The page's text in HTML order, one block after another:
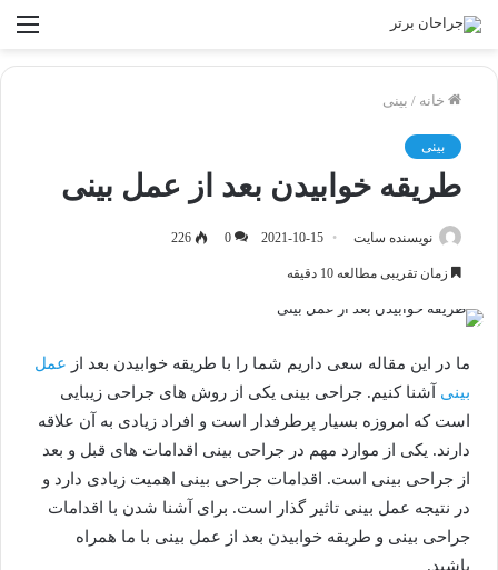
خانه / بینی
بینی
طریقه خوابیدن بعد از عمل بینی
نویسنده سایت 2021-10-15
0
226
زمان تقریبی مطالعه 10 دقیقه
ما در این مقاله سعی داریم شما را با طریقه خوابیدن بعد از عمل
بینی آشنا کنیم. جراحی بینی یکی از روش های جراحی زیبایی
است که امروزه بسیار پرطرفدار است و افراد زیادی به آن علاقه
دارند. یکی از موارد مهم در جراحی بینی اقدامات های قبل و بعد
از جراحی بینی است. اقدامات جراحی بینی اهمیت زیادی دارد و
در نتیجه عمل بینی تاثیر گذار است. برای آشنا شدن با اقدامات
جراحی بینی و طریقه خوابیدن بعد از عمل بینی با ما همراه
باشید.